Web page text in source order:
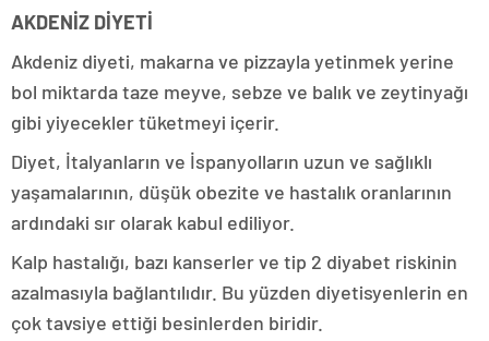
AKDENİZ DİYETİ
Akdeniz diyeti, makarna ve pizzayla yetinmek yerine
bol miktarda taze meyve, sebze ve balık ve zeytinyağı
gibi yiyecekler tüketmeyi içerir.
Diyet, İtalyanların ve İspanyolların uzun ve sağlıklı
yaşamalarının, düşük obezite ve hastalık oranlarının
ardındaki sır olarak kabul ediliyor.
Kalp hastalığı, bazı kanserler ve tip 2 diyabet riskinin
azalmasıyla bağlantılıdır. Bu yüzden diyetisyenlerin en
çok tavsiye ettiği besinlerden biridir.